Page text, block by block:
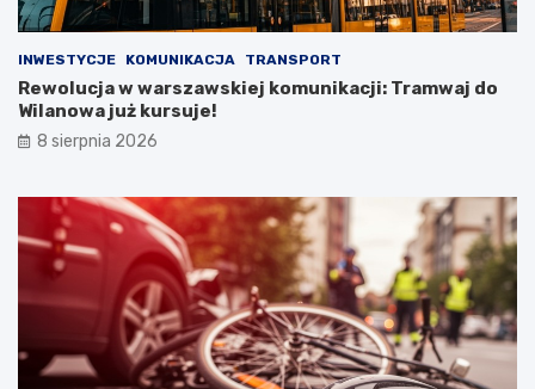
INWESTYCJE KOMUNIKACJA TRANSPORT
Rewolucja w warszawskiej komunikacji: Tramwaj do
Wilanowa już kursuje!
8 sierpnia 2026